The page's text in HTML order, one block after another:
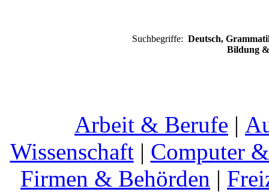
Suchbegriffe: Deutsch,
Bildung
Arbeit & Berufe |
Wissenschaft| Computer
Firmen & Behörden |